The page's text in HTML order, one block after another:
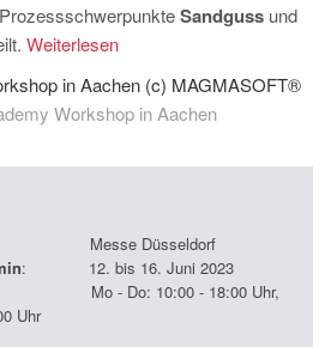
Sandguss und
Weiterlesen
Workshop in Aachen
Messe Düsseldorf
: 12. bis 16. Juni 2023
- Do: 10:00 - 18:00 Uhr,
Uhr